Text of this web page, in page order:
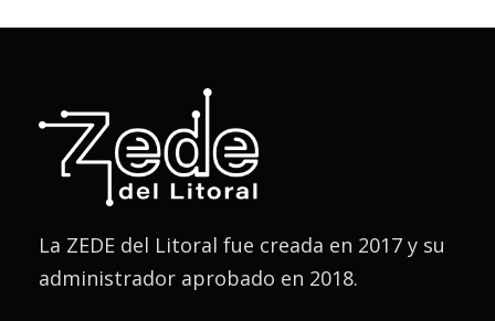
La ZEDE del Litoral fue creada en 2017 y su
administrador aprobado en 2018.